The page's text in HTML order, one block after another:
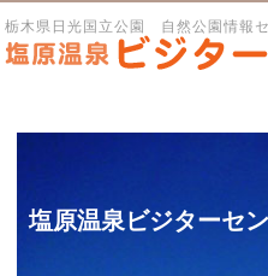
栃木県日光国立公園 自然公園情報
塩原温泉ビジターセ